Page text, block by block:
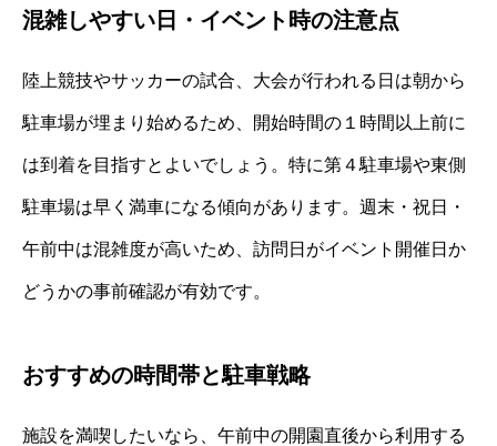
混雑しやすい日・イベント時の注意点
陸上競技やサッカーの試合、大会が行われる日は朝から
駐車場が埋まり始めるため、開始時間の１時間以上前に
は到着を目指すとよいでしょう。特に第４駐車場や東側
駐車場は早く満車になる傾向があります。週末・祝日・
午前中は混雑度が高いため、訪問日がイベント開催日か
どうかの事前確認が有効です。
おすすめの時間帯と駐車戦略
施設を満喫したいなら、午前中の開園直後から利用する